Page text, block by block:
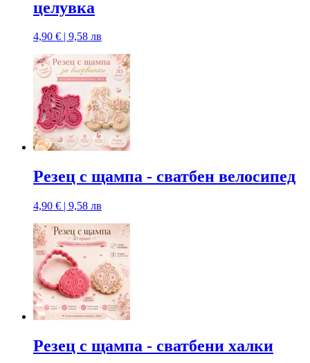
целувка
4,90 € | 9,58 лв
Резец с щампa - сватбен велосипед
4,90 € | 9,58 лв
Резец с щампa - сватбени халки